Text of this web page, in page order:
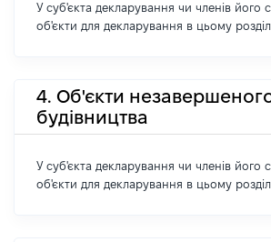
У суб'єкта декларування чи членів його
об'єкти для декларування в цьому
4. Об'єкти
будівництва
У суб'єкта декларування чи членів його
об'єкти для декларування в цьому